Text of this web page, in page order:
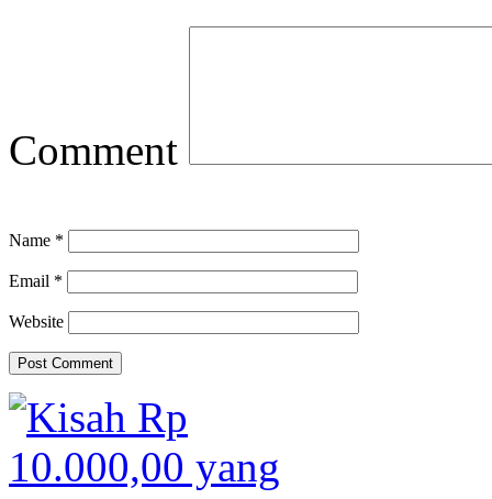
Comment
Name *
Email *
Website